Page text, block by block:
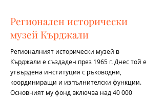
Регионален исторически
музей Кърджали
Регионалният исторически музей в
Кърджали е създаден през 1965 г. Днес той е
утвърдена институция с ръководни,
координиращи и изпълнителски функции.
Oсновният му фонд включва над 40 000